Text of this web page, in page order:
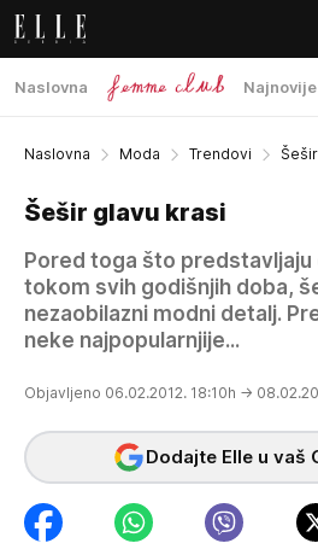
Naslovna Najnovije
Naslovna Moda Trendovi
Šešir glavu krasi
Pored toga što predstavljaju
tokom svih godišnjih doba,
nezaobilazni modni detalj.
neke najpopularnjije...
Objavljeno 06.02.2012. 18:10h →
Dodajte Elle u vaš